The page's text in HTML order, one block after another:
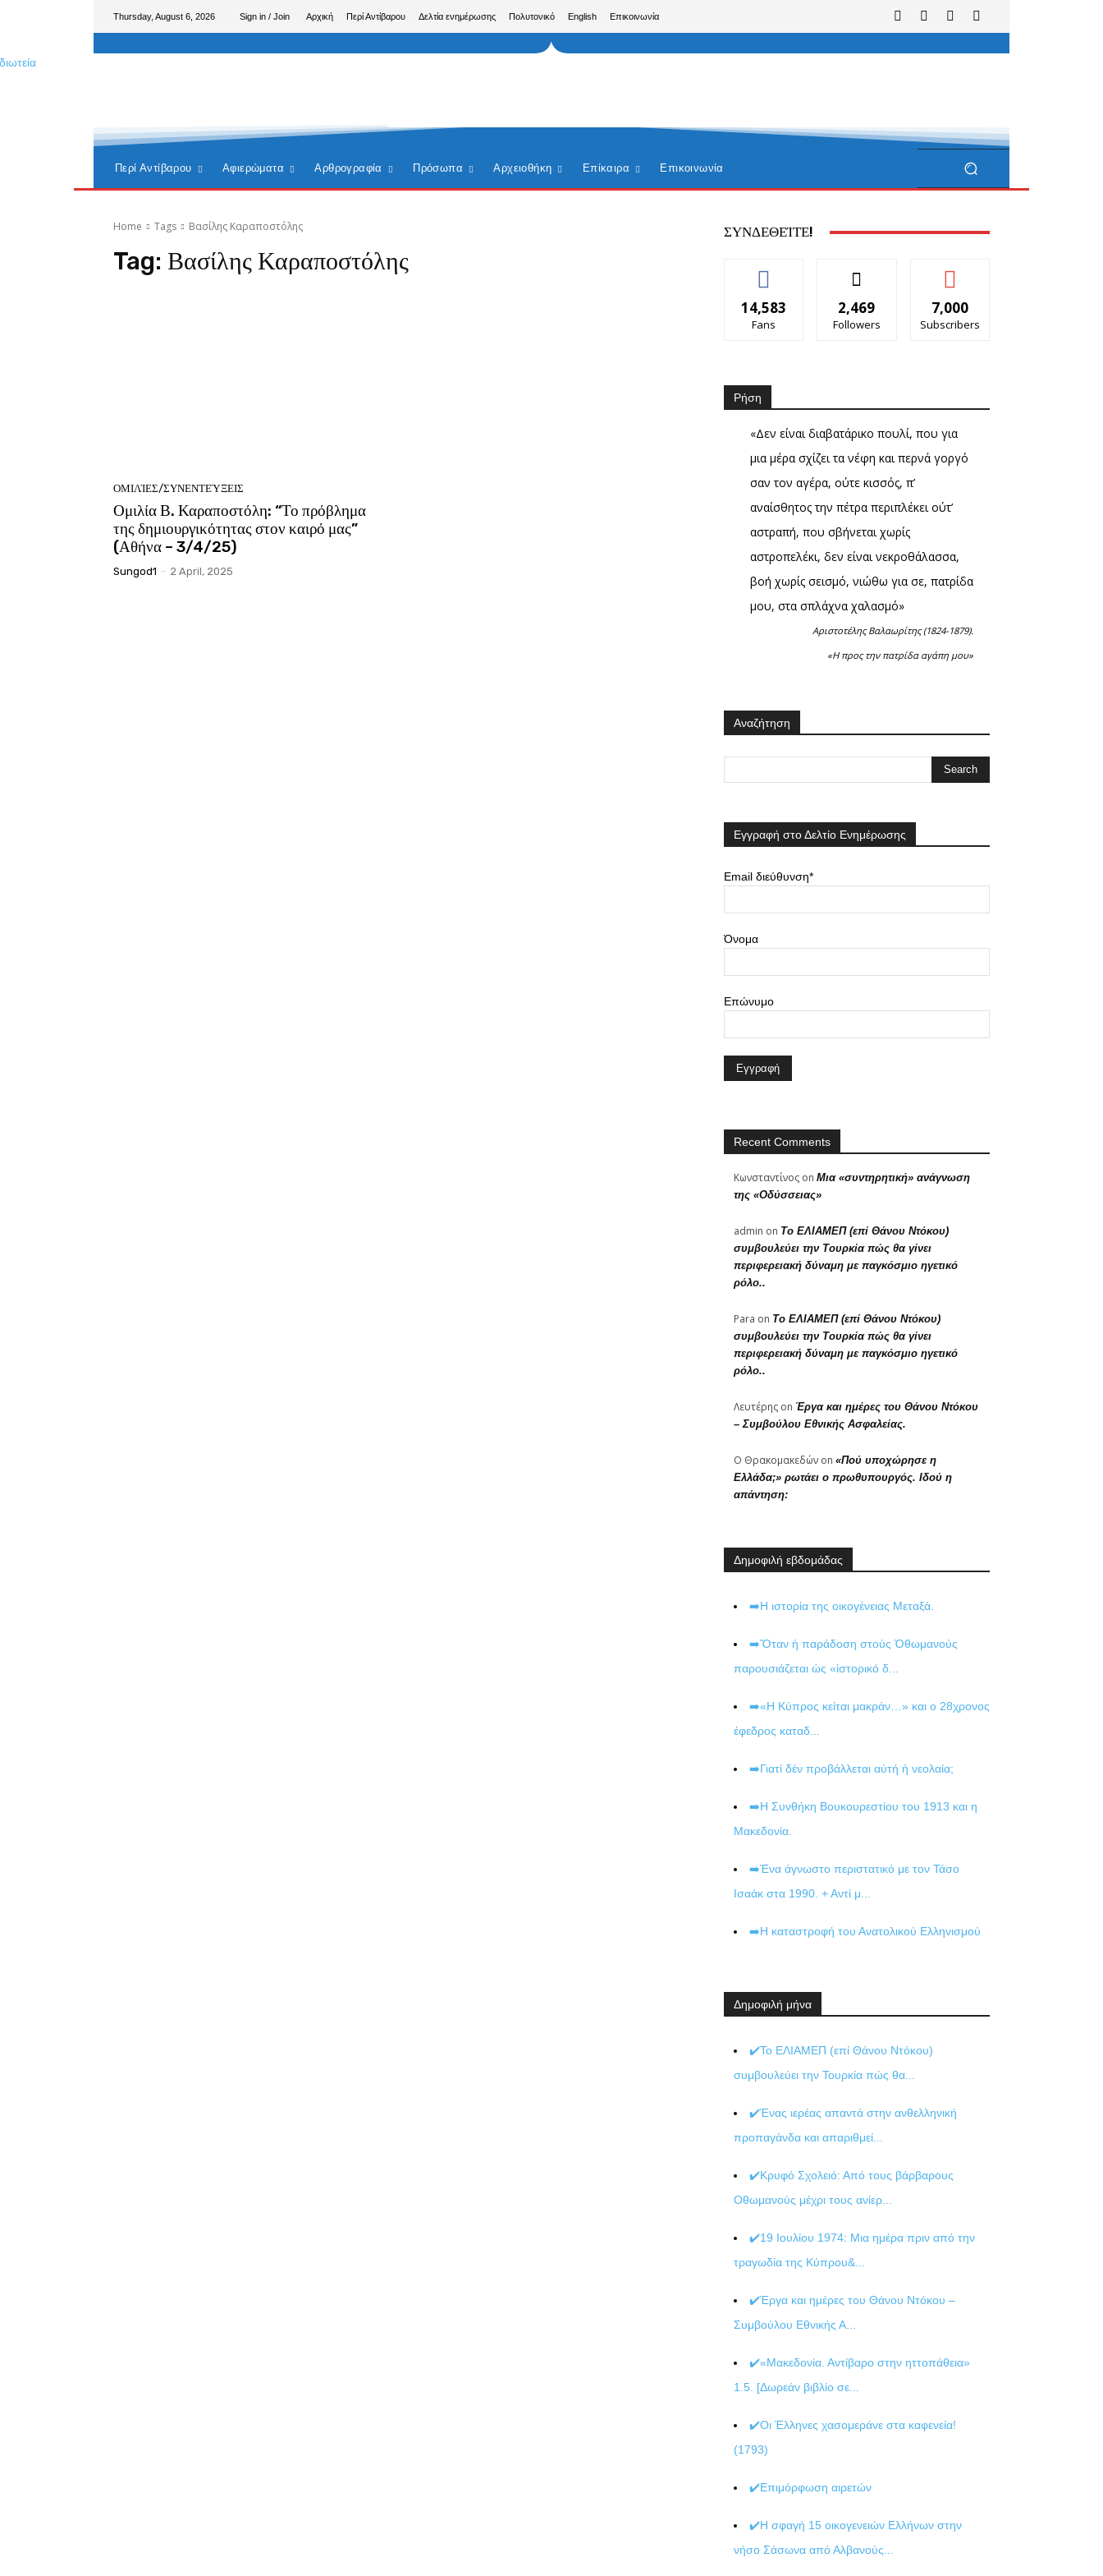
Thursday, August 6, 2026 Sign in / Join Αρχική Περί Αντίβαρου Δελτία ενημέρωσης Πολυτονικό English Επικοινωνία
Περί Αντίβαρου Αφιερώματα Αρθρογραφία Πρόσωπα Αρχειοθήκη Επίκαιρα Επικοινωνία
Home Tags Βασίλης Καραποστόλης
Tag: Βασίλης Καραποστόλης
ΟΜΙΛΊΕΣ/ΣΥΝΕΝΤΕΎΞΕΙΣ
Ομιλία Β. Καραποστόλη: “Το πρόβλημα
της δημιουργικότητας στον καιρό μας”
(Αθήνα – 3/4/25)
Sungod1 - 2 April, 2025
ΣΥΝΔΕΘΕΊΤΕ!
14,583
Fans
2,469
Followers
7,000
Subscribers
Ρήση
«Δεν είναι διαβατάρικο πουλί, που για
μια μέρα σχίζει τα νέφη και περνά γοργό
σαν τον αγέρα, ούτε κισσός, π’
αναίσθητος την πέτρα περιπλέκει ούτ’
αστραπή, που σβήνεται χωρίς
αστροπελέκι, δεν είναι νεκροθάλασσα,
βοή χωρίς σεισμό, νιώθω για σε, πατρίδα
μου, στα σπλάχνα χαλασμό»
Αριστοτέλης Βαλαωρίτης (1824-1879).
«Η προς την πατρίδα αγάπη μου»
Αναζήτηση
Εγγραφή στο Δελτίο Ενημέρωσης
Email διεύθυνση*
Όνομα
Επώνυμο
Recent Comments
Κωνσταντίνος on Μια «συντηρητική» ανάγνωση
της «Οδύσσειας»
admin on Το ΕΛΙΑΜΕΠ (επί Θάνου Ντόκου)
συμβουλεύει την Τουρκία πώς θα γίνει
περιφερειακή δύναμη με παγκόσμιο ηγετικό
ρόλο..
Para on Το ΕΛΙΑΜΕΠ (επί Θάνου Ντόκου)
συμβουλεύει την Τουρκία πώς θα γίνει
περιφερειακή δύναμη με παγκόσμιο ηγετικό
ρόλο..
Λευτέρης on Έργα και ημέρες του Θάνου Ντόκου
– Συμβούλου Εθνικής Ασφαλείας.
Ο Θρακομακεδών on «Πού υποχώρησε η
Ελλάδα;» ρωτάει ο πρωθυπουργός. Ιδού η
απάντηση:
Δημοφιλή εβδομάδας
➡️Η ιστορία της οικογένειας Μεταξά.
➡️Ὅταν ἡ παράδοση στούς Ὀθωμανούς
παρουσιάζεται ὡς «ἱστορικό δ...
➡️«Η Κύπρος κείται μακράν…» και ο 28χρονος
έφεδρος καταδ...
➡️Γιατί δέν προβάλλεται αὐτή ἡ νεολαία;
➡️Η Συνθήκη Βουκουρεστίου του 1913 και η
Μακεδονία.
➡️Ένα άγνωστο περιστατικό με τον Τάσο
Ισαάκ στα 1990. + Αντί μ...
➡️Η καταστροφή του Ανατολικού Ελληνισμού
Δημοφιλή μήνα
✔️Το ΕΛΙΑΜΕΠ (επί Θάνου Ντόκου)
συμβουλεύει την Τουρκία πώς θα...
✔️Ένας ιερέας απαντά στην ανθελληνική
προπαγάνδα και απαριθμεί...
✔️Κρυφό Σχολειό: Από τους βάρβαρους
Οθωμανούς μέχρι τους ανίερ...
✔️19 Ιουλίου 1974: Μια ημέρα πριν από την
τραγωδία της Κύπρου&...
✔️Έργα και ημέρες του Θάνου Ντόκου –
Συμβούλου Εθνικής Α...
✔️«Μακεδονία. Αντίβαρο στην ηττοπάθεια»
1.5. [Δωρεάν βιβλίο σε...
✔️Οι Έλληνες χασομεράνε στα καφενεία!
(1793)
✔️Επιμόρφωση αιρετών
✔️Η σφαγή 15 οικογενειών Ελλήνων στην
νήσο Σάσωνα από Αλβανούς...